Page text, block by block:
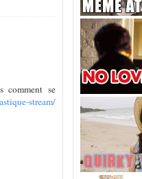
comment se
stream/